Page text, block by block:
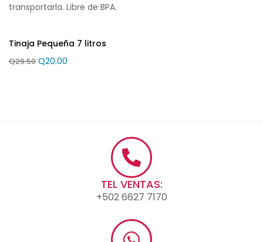
transportarla. Libre de BPA.
Tinaja Pequeña 7 litros
Q29.50 Q20.00
TEL VENTAS:
+502 6627 7170